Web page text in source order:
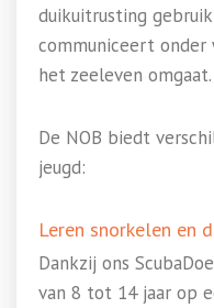
duikuitrusting
communiceert
het zeeleven omgaat.
De NOB biedt
jeugd:
Leren snorkelen en
Dankzij ons
van 8 tot 14 jaar op